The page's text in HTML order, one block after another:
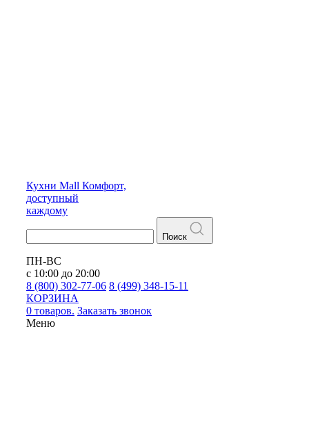
Кухни Mall Комфорт,
доступный
каждому
Поиск
ПН-ВС
с 10:00 до 20:00
8 (800) 302-77-06 8 (499) 348-15-11
КОРЗИНА
0 товаров. Заказать звонок
Меню